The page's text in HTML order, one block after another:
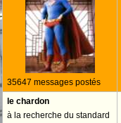
35647 messages postés
le chardon
à la recherche du standard